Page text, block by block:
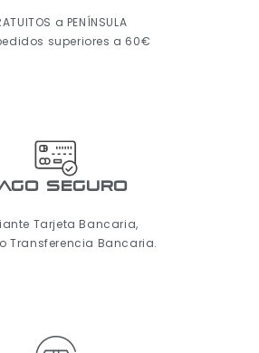
a PENÍNSULA
superiores a 60€
seguro
Tarjeta Bancaria,
Transferencia Bancaria.